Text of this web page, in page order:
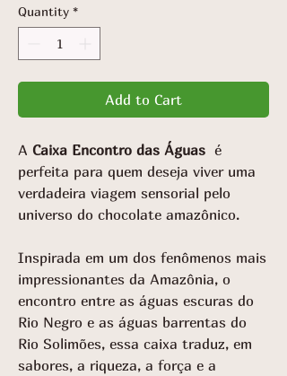
Quantity *
Add to Cart
A Caixa Encontro das Águas é
perfeita para quem deseja viver uma
verdadeira viagem sensorial pelo
universo do chocolate amazônico.
Inspirada em um dos fenômenos mais
impressionantes da Amazônia, o
encontro entre as águas escuras do
Rio Negro e as águas barrentas do
Rio Solimões, essa caixa traduz, em
sabores, a riqueza, a força e a